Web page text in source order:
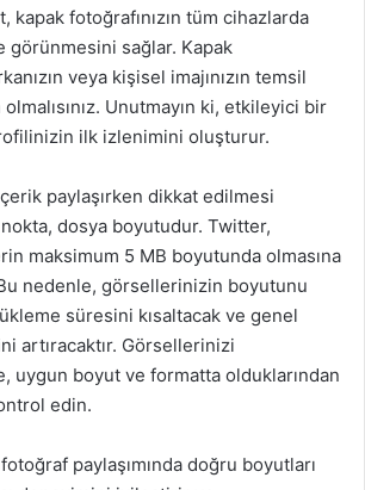
kapak fotoğrafınızın tüm cihazlarda
görünmesini sağlar. Kapak
veya kişisel imajınızın temsil
Unutmayın ki, etkileyici bir
ilk izlenimini oluşturur.
paylaşırken dikkat edilmesi
dosya boyutudur. Twitter,
maksimum 5 MB boyutunda olmasına
nedenle, görsellerinizin boyutunu
süresini kısaltacak ve genel
artıracaktır. Görsellerinizi
uygun boyut ve formatta olduklarından
edin.
paylaşımında doğru boyutları